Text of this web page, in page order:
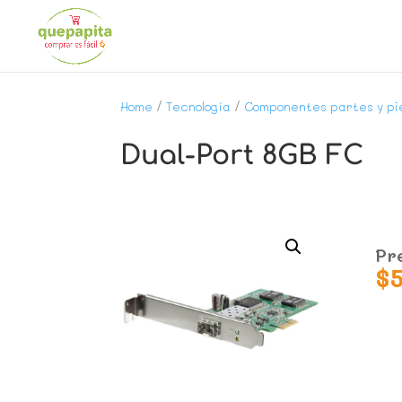
Home /Tecnología / Componentes partes y
Dual-Port 8GB FC
$